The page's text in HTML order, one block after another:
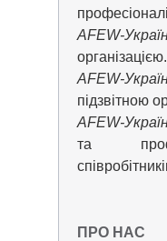
AFEW-
організацією.
AFEW-
підзвітною
AFEW-
та
ПРО НАС